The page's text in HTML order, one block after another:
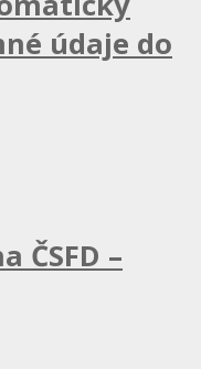
údaje do
ČSFD –